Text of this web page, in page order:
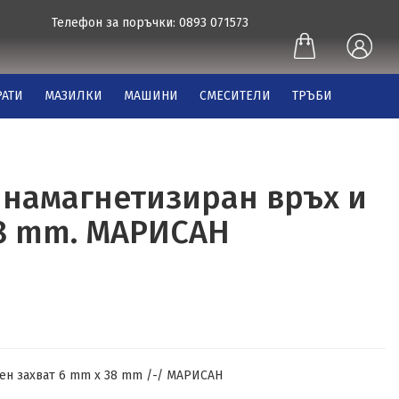
Телефон за поръчки: 0893 071573
МАЗИЛКИ МАШИНИ СМЕСИТЕЛИ ТРЪБИ
връх и
mm. МАРИСАН
захват 6 mm х 38 mm /-/ МАРИСАН